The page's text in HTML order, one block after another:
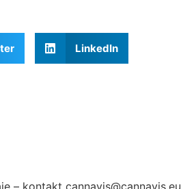
LinkedIn
– kontakt cannavis@cannavis.eu